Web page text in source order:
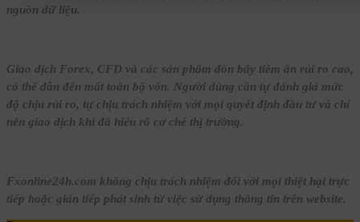
nguồn dữ liệu.
Giao dịch Forex, CFD và các sản phẩm đòn bẩy tiềm ẩn rủi ro cao,
có thể dẫn đến mất toàn bộ vốn. Người dùng cần tự đánh giá mức
độ chịu rủi ro, tự chịu trách nhiệm với mọi quyết định đầu tư và chỉ
nên giao dịch khi đã hiểu rõ cơ chế thị trường.
Fxonline24h.com không chịu trách nhiệm đối với mọi thiệt hại trực
tiếp hoặc gián tiếp phát sinh từ việc sử dụng thông tin trên website.